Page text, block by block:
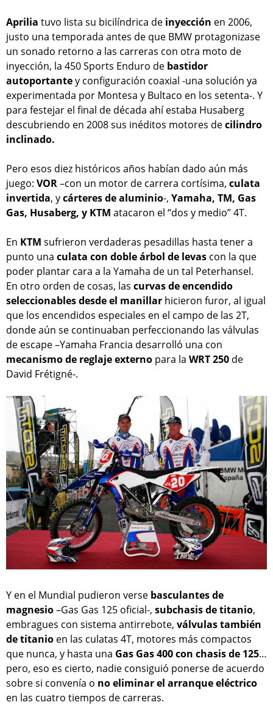
Aprilia tuvo lista su bicilíndrica de inyección en 2006,
justo una temporada antes de que BMW protagonizase
un sonado retorno a las carreras con otra moto de
inyección, la 450 Sports Enduro de bastidor
autoportantey configuración coaxial -una solución ya
experimentada por Montesa y Bultaco en los setenta-. Y
para festejar el final de década ahí estaba Husaberg
descubriendo en 2008 sus inéditos motores decilindro
inclinado.
Pero esos diez históricos años habían dado aún más
juego: VOR–con un motor de carrera cortísima, culata
invertida, ycárteres de aluminio-, Yamaha, TM, Gas
Gas, Husaberg, y KTM atacaron el “dos y medio” 4T.
En KTM sufrieron verdaderas pesadillas hasta tener a
punto una culata con doble árbol de levas con la que
poder plantar cara a la Yamaha de un tal Peterhansel.
En otro orden de cosas, las curvas de encendido
seleccionables desde el manillar hicieron furor, al igual
que los encendidos especiales en el campo de las 2T,
donde aún se continuaban perfeccionando las válvulas
de escape –Yamaha Francia desarrolló una con
mecanismo de reglaje externo para la WRT 250 de
David Frétigné-.
Y en el Mundial pudieron verse basculantes de
magnesio–Gas Gas 125 oficial-, subchasis de titanio,
embragues con sistema antirrebote, válvulas también
de titanio en las culatas 4T, motores más compactos
que nunca, y hasta una Gas Gas 400 con chasis de 125…
pero, eso es cierto, nadie consiguió ponerse de acuerdo
sobre si convenía o no eliminar el arranque eléctrico
en las cuatro tiempos de carreras.